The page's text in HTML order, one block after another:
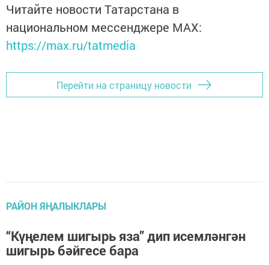
Читайте новости Татарстана в
национальном мессенджере MАХ:
https://max.ru/tatmedia
Перейти на страницу новости
РАЙОН ЯҢАЛЫКЛАРЫ
“Күңелем шигырь яза” дип исемләнгән
шигырь бәйгесе бара